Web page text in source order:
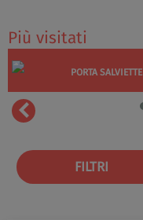
Più visitati
PORTA SALVIETTE
FILTRI